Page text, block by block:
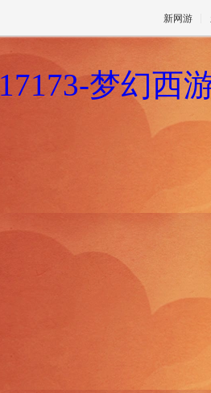
新网游
17173-梦幻西